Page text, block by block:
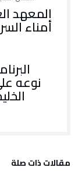
المعهد
أمناء
نوعه
‫مقالات ذات صلة‬